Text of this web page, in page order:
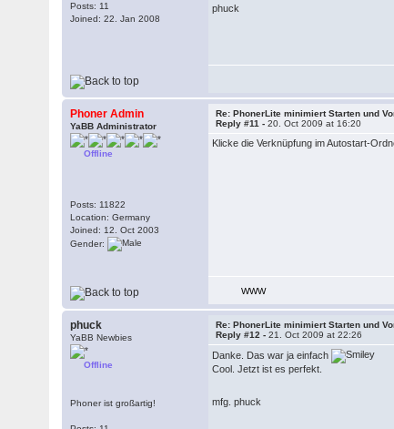
Posts: 11
Joined: 22. Jan 2008
phuck
Phoner Admin
YaBB Administrator
Offline
Posts: 11822
Location: Germany
Joined: 12. Oct 2003
Gender:
Re: PhonerLite minimiert Starten und
Reply #11 -20. Oct 2009 at 16:20
Klicke die Verknüpfung im Autostart-
WWW
phuck
YaBB Newbies
Offline
Phoner ist großartig!
Re: PhonerLite minimiert Starten und
Reply #12 -21. Oct 2009 at 22:26
Danke. Das war ja einfach
Cool. Jetzt ist es perfekt.
mfg. phuck